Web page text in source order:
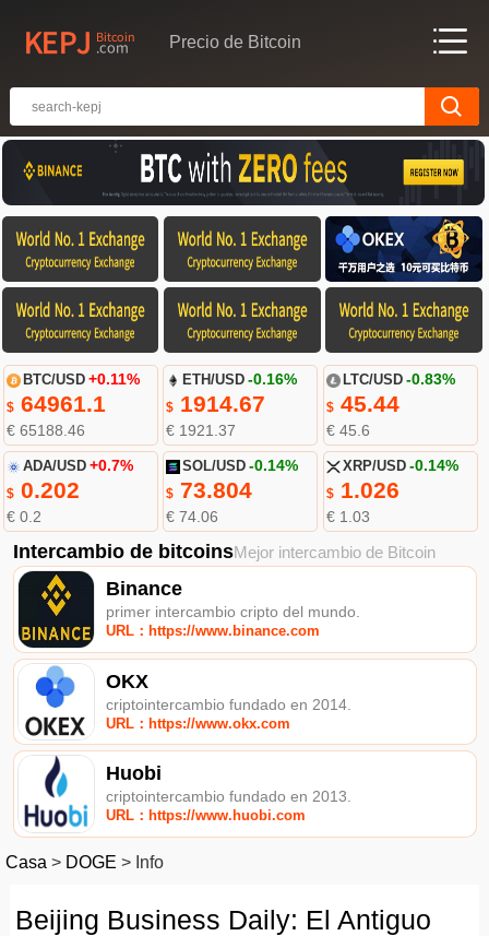
Precio de Bitcoin
BTC/USD +0.11%
$64961.1
€ 65188.46
ETH/USD -0.16%
$ 1914.67
€ 1921.37
LTC/USD -0.83%
$45.44
€ 45.6
ADA/USD +0.7%
$0.202
€ 0.2
SOL/USD -0.14%
$ 73.804
€ 74.06
XRP/USD -0.14%
$1.026
€ 1.03
Intercambio de bitcoinsMejor intercambio de Bitcoin
Binance
primer intercambio cripto del mundo.
URL：https://www.binance.com
OKX
criptointercambio fundado en 2014.
URL：https://www.okx.com
Huobi
criptointercambio fundado en 2013.
URL：https://www.huobi.com
Casa > DOGE > Info
Beijing Business Daily: El Antiguo